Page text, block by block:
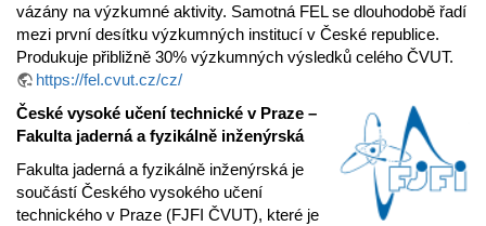
vázány na výzkumné aktivity. Samotná FEL se dlouhodobě řadí
mezi první desítku výzkumných institucí v České republice.
Produkuje přibližně 30% výzkumných výsledků celého ČVUT.
https://fel.cvut.cz/cz/
České vysoké učení technické v Praze –
Fakulta jaderná a fyzikálně inženýrská
Fakulta jaderná a fyzikálně inženýrská je
součástí Českého vysokého učení
technického v Praze (FJFI ČVUT), které je